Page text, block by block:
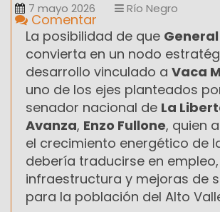
7 mayo 2026 Río Negro
Comentar
La posibilidad de que
convierta en un nodo
desarrollo vinculado a Vaca
uno de los ejes planteados
senador nacional de La
Avanza, Enzo Fullone, quien
el crecimiento energético de
debería traducirse en empleo,
infraestructura y mejoras de
para la población del Alto